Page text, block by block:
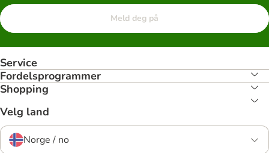
Meld deg på
Service
Fordelsprogrammer
Shopping
Velg land
Norge / no